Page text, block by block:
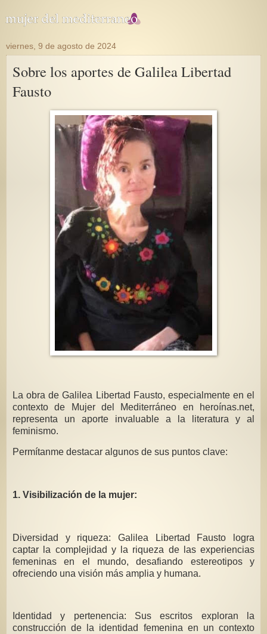
viernes, 9 de agosto de 2024
Sobre los aportes de Galilea Libertad
Fausto
La obra de Galilea Libertad Fausto, especialmente en el
contexto de Mujer del Mediterráneo en heroínas.net,
representa un aporte invaluable a la literatura y al
feminismo.
Permítanme destacar algunos de sus puntos clave:
1. Visibilización de la mujer:
Diversidad y riqueza: Galilea Libertad Fausto logra
captar la complejidad y la riqueza de las experiencias
femeninas en el mundo, desafiando estereotipos y
ofreciendo una visión más amplia y humana.
Identidad y pertenencia: Sus escritos exploran la
construcción de la identidad femenina en un contexto